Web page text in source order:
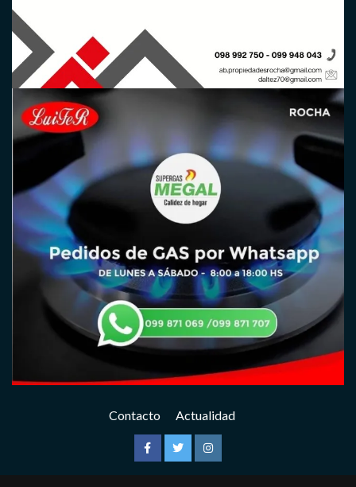
Contacto Actualidad
FacebookTwitterInstagram